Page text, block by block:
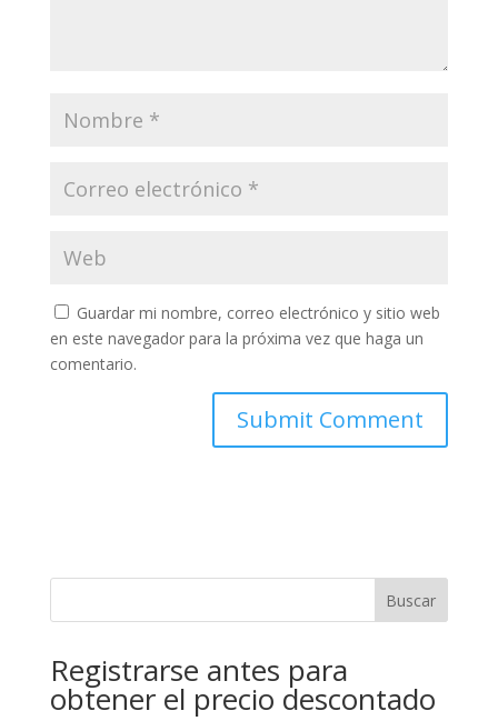
Guardar mi nombre, correo electrónico y sitio web
en este navegador para la próxima vez que haga un
comentario.
Buscar
Registrarse antes para
obtener el precio descontado